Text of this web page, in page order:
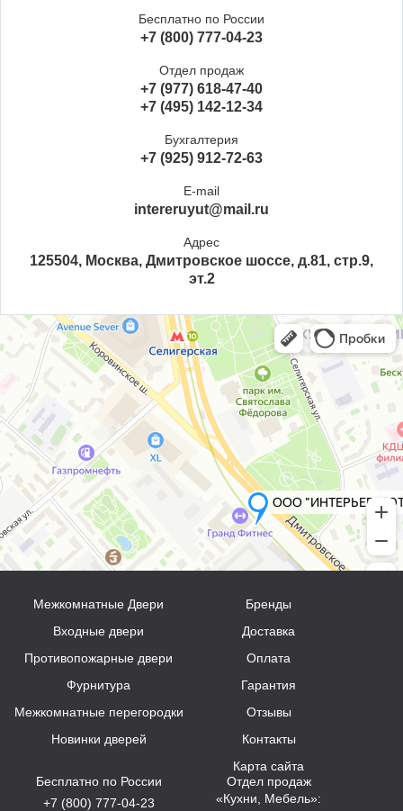
Бесплатно по России
+7 (800) 777-04-23
Отдел продаж
+7 (977) 618-47-40
+7 (495) 142-12-34
Бухгалтерия
+7 (925) 912-72-63
E-mail
intereruyut@mail.ru
Адрес
125504, Москва, Дмитровское шоссе, д.81, стр.9,
эт.2
Межкомнатные Двери
Входные двери
Противопожарные двери
Фурнитура
Межкомнатные перегородки
Новинки дверей
Бренды
Доставка
Оплата
Гарантия
Отзывы
Контакты
Карта сайта
Бесплатно по России
+7 (800) 777-04-23
Отдел продаж
«Кухни, Мебель»: